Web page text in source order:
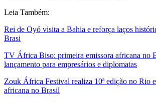
Leia Também:
Rei de Oyó visita a Bahia e reforça laços
Brasi
TV África Biso: primeira emissora africana no
lançamento para empresários e diplomatas
Zouk África Festival realiza 10ª edição no Rio
africana no Brasil